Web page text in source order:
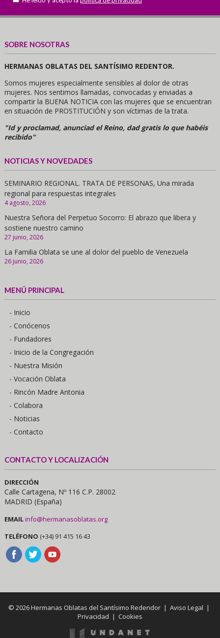
SOBRE NOSOTRAS
HERMANAS OBLATAS DEL SANTÍSIMO REDENTOR.
Somos mujeres especialmente sensibles al dolor de otras
mujeres. Nos sentimos llamadas, convocadas y enviadas a
compartir la BUENA NOTICIA con las mujeres que se encuentran
en situación de PROSTITUCIÓN y son víctimas de la trata.
"Id y proclamad, anunciad el Reino, dad gratis lo que habéis
recibido"
NOTICIAS Y NOVEDADES
SEMINARIO REGIONAL. TRATA DE PERSONAS, Una mirada
regional para respuestas integrales
4 agosto, 2026
Nuestra Señora del Perpetuo Socorro: El abrazo que libera y
sostiene nuestro camino
27 junio, 2026
La Familia Oblata se une al dolor del pueblo de Venezuela
26 junio, 2026
MENÚ PRINCIPAL
- Inicio
- Conócenos
- Fundadores
- Inicio de la Congregación
- Nuestra Misión
- Vocación Oblata
- Rincón Madre Antonia
- Colabora
- Noticias
- Contacto
CONTACTO Y LOCALIZACIÓN
DIRECCIÓN
Calle Cartagena, Nº 116 C.P. 28002
MADRID (España)
EMAILinfo@hermanasoblatas.org
TELÉFONO (+34) 91 415 16 43
© 2026 Hermanas Oblatas del Santísimo Redendor |Aviso Legal |
Privacidad | Cookies